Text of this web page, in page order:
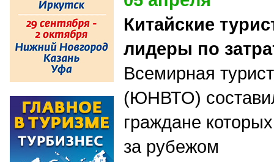
Китайские
лидеры по
Всемирная
(ЮНВТО)
граждане
за рубежом